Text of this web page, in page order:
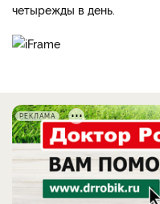
четырежды в день.
РЕКЛАМА